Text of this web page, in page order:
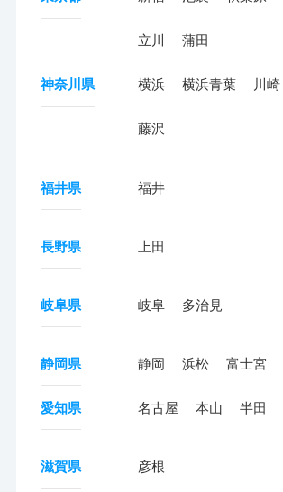
立川 蒲田
神奈川県 横浜 横浜青葉 川崎
藤沢
福井県 福井
長野県 上田
岐阜県 岐阜 多治見
静岡県 静岡 浜松 富士宮
愛知県 名古屋 本山 半田
滋賀県 彦根